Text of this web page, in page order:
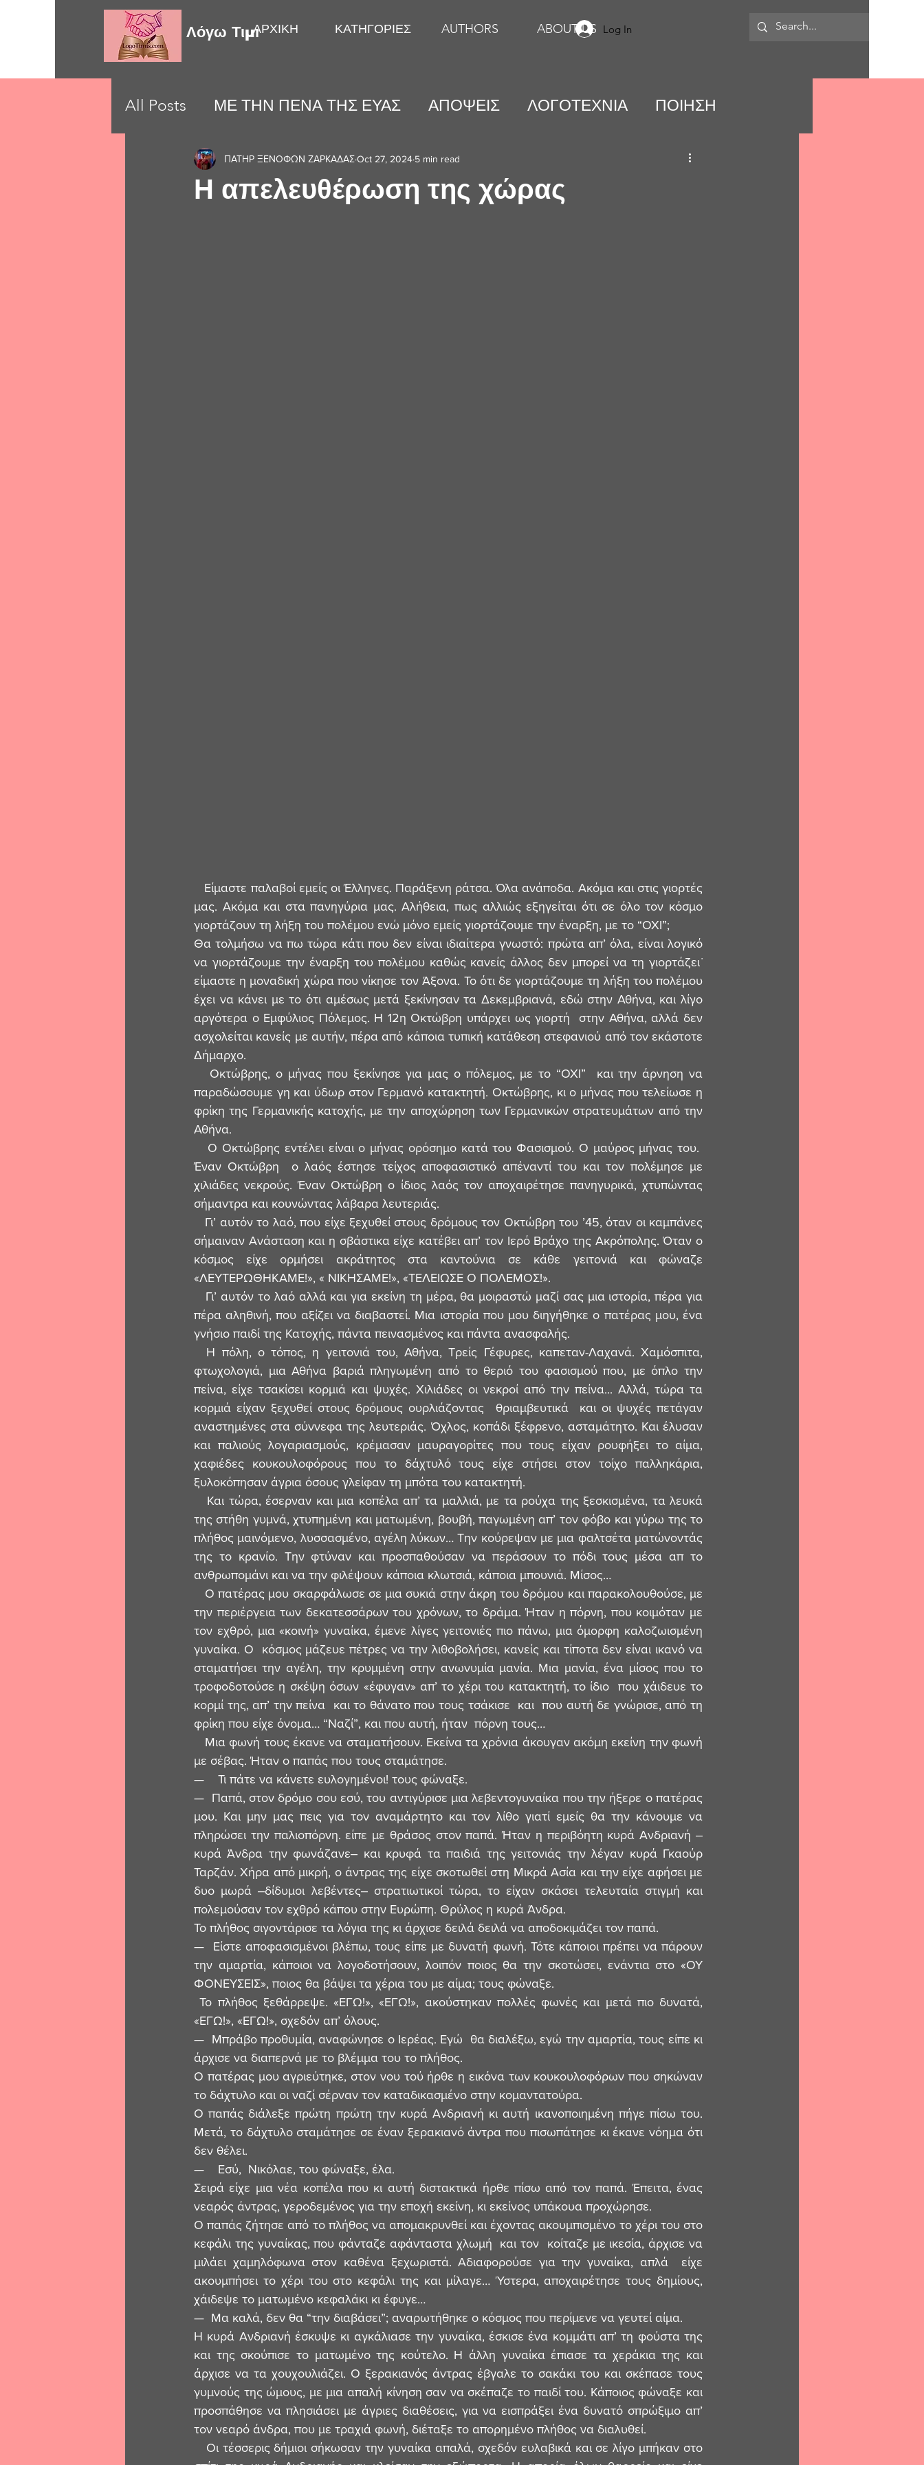
Λόγω ΤιμήςΑΡΧΙΚΗ ΚΑΤΗΓΟΡΙΕΣ AUTHORS ABOUT US Log In
All Posts ΜΕ ΤΗΝ ΠΕΝΑ ΤΗΣ ΕΥΑΣ ΑΠΟΨΕΙΣ ΛΟΓΟΤΕΧΝΙΑ ΠΟΙΗΣΗ
LOVE MOMENTS ΕΙΚΑΣΤΙΚΕΣ ΤΕΧΝΕΣ
Η απελευθέρωση της χώρας
ΠΑΤΗΡ ΞΕΝΟΦΩΝ ΖΑΡΚΑΔΑΣOct 27, 2024 5 min read
μας. Ακόμα και στα πανηγύρια μας. Αλήθεια, πως αλλιώς εξηγείται ότι σε όλο τον κόσμο
γιορτάζουν τη λήξη του πολέμου ενώ μόνο εμείς γιορτάζουμε την έναρξη, με το “ΟΧΙ”;
Θα τολμήσω να πω τώρα κάτι που δεν είναι ιδιαίτερα γνωστό: πρώτα απ’ όλα, είναι λογικό
να γιορτάζουμε την έναρξη του πολέμου καθώς κανείς άλλος δεν μπορεί να τη γιορτάζει˙
είμαστε η μοναδική χώρα που νίκησε τον Άξονα. Το ότι δε γιορτάζουμε τη λήξη του πολέμου
έχει να κάνει με το ότι αμέσως μετά ξεκίνησαν τα Δεκεμβριανά, εδώ στην Αθήνα, και λίγο
αργότερα ο Εμφύλιος Πόλεμος. Η 12η Οκτώβρη υπάρχει ως γιορτή  στην Αθήνα, αλλά δεν
ασχολείται κανείς με αυτήν, πέρα από κάποια τυπική κατάθεση στεφανιού από τον εκάστοτε
Δήμαρχο.
παραδώσουμε γη και ύδωρ στον Γερμανό κατακτητή. Οκτώβρης, κι ο μήνας που τελείωσε η
φρίκη της Γερμανικής κατοχής, με την αποχώρηση των Γερμανικών στρατευμάτων από την
Αθήνα.
Έναν Οκτώβρη  ο λαός έστησε τείχος αποφασιστικό απέναντί του και τον πολέμησε με
χιλιάδες νεκρούς. Έναν Οκτώβρη ο ίδιος λαός τον αποχαιρέτησε πανηγυρικά, χτυπώντας
σήμαντρα και κουνώντας λάβαρα λευτεριάς.
σήμαιναν Ανάσταση και η σβάστικα είχε κατέβει απ’ τον Ιερό Βράχο της Ακρόπολης. Όταν ο
κόσμος είχε ορμήσει ακράτητος στα καντούνια σε κάθε γειτονιά και φώναζε
«ΛΕΥΤΕΡΩΘΗΚΑΜΕ!», « ΝΙΚΗΣΑΜΕ!», «ΤΕΛΕΙΩΣΕ Ο ΠΟΛΕΜΟΣ!».
πέρα αληθινή, που αξίζει να διαβαστεί. Μια ιστορία που μου διηγήθηκε ο πατέρας μου, ένα
γνήσιο παιδί της Κατοχής, πάντα πεινασμένος και πάντα ανασφαλής.
φτωχολογιά, μια Αθήνα βαριά πληγωμένη από το θεριό του φασισμού που, με όπλο την
πείνα, είχε τσακίσει κορμιά και ψυχές. Χιλιάδες οι νεκροί από την πείνα... Αλλά, τώρα τα
κορμιά είχαν ξεχυθεί στους δρόμους ουρλιάζοντας  θριαμβευτικά  και οι ψυχές πετάγαν
αναστημένες στα σύννεφα της λευτεριάς. Όχλος, κοπάδι ξέφρενο, ασταμάτητο. Και έλυσαν
και παλιούς λογαριασμούς, κρέμασαν μαυραγορίτες που τους είχαν ρουφήξει το αίμα,
χαφιέδες κουκουλοφόρους που το δάχτυλό τους είχε στήσει στον τοίχο παλληκάρια,
ξυλοκόπησαν άγρια όσους γλείφαν τη μπότα του κατακτητή.
της στήθη γυμνά, χτυπημένη και ματωμένη, βουβή, παγωμένη απ’ τον φόβο και γύρω της το
πλήθος μαινόμενο, λυσσασμένο, αγέλη λύκων… Την κούρεψαν με μια φαλτσέτα ματώνοντάς
της το κρανίο. Την φτύναν και προσπαθούσαν να περάσουν το πόδι τους μέσα απ το
ανθρωπομάνι και να την φιλέψουν κάποια κλωτσιά, κάποια μπουνιά. Μίσος…
την περιέργεια των δεκατεσσάρων του χρόνων, το δράμα. Ήταν η πόρνη, που κοιμόταν με
τον εχθρό, μια «κοινή» γυναίκα, έμενε λίγες γειτονιές πιο πάνω, μια όμορφη καλοζωισμένη
γυναίκα. Ο  κόσμος μάζευε πέτρες να την λιθοβολήσει, κανείς και τίποτα δεν είναι ικανό να
σταματήσει την αγέλη, την κρυμμένη στην ανωνυμία μανία. Μια μανία, ένα μίσος που το
τροφοδοτούσε η σκέψη όσων «έφυγαν» απ’ το χέρι του κατακτητή, το ίδιο  που χάιδευε το
κορμί της, απ’ την πείνα  και το θάνατο που τους τσάκισε  και  που αυτή δε γνώρισε, από τη
φρίκη που είχε όνομα… “Ναζί”, και που αυτή, ήταν  πόρνη τους…
με σέβας. Ήταν ο παπάς που τους σταμάτησε.
—    Τι πάτε να κάνετε ευλογημένοι! τους φώναξε.
—  Παπά, στον δρόμο σου εσύ, του αντιγύρισε μια λεβεντογυναίκα που την ήξερε ο πατέρας
μου. Και μην μας πεις για τον αναμάρτητο και τον λίθο γιατί εμείς θα την κάνουμε να
πληρώσει την παλιοπόρνη. είπε με θράσος στον παπά. Ήταν η περιβόητη κυρά Ανδριανή ‒
κυρά Άνδρα την φωνάζανε‒ και κρυφά τα παιδιά της γειτονιάς την λέγαν κυρά Γκαούρ
Ταρζάν. Χήρα από μικρή, ο άντρας της είχε σκοτωθεί στη Μικρά Ασία και την είχε αφήσει με
δυο μωρά ‒δίδυμοι λεβέντες‒ στρατιωτικοί τώρα, το είχαν σκάσει τελευταία στιγμή και
πολεμούσαν τον εχθρό κάπου στην Ευρώπη. Θρύλος η κυρά Άνδρα.
Το πλήθος σιγοντάρισε τα λόγια της κι άρχισε δειλά δειλά να αποδοκιμάζει τον παπά.
—  Είστε αποφασισμένοι βλέπω, τους είπε με δυνατή φωνή. Τότε κάποιοι πρέπει να πάρουν
την αμαρτία, κάποιοι να λογοδοτήσουν, λοιπόν ποιος θα την σκοτώσει, ενάντια στο «ΟΥ
ΦΟΝΕΥΣΕΙΣ», ποιος θα βάψει τα χέρια του με αίμα; τους φώναξε.
Το πλήθος ξεθάρρεψε. «ΕΓΩ!», «ΕΓΩ!», ακούστηκαν πολλές φωνές και μετά πιο δυνατά,
«ΕΓΩ!», «ΕΓΩ!», σχεδόν απ’ όλους.
—  Μπράβο προθυμία, αναφώνησε ο Ιερέας. Εγώ  θα διαλέξω, εγώ την αμαρτία, τους είπε κι
άρχισε να διαπερνά με το βλέμμα του το πλήθος.
Ο πατέρας μου αγριεύτηκε, στον νου τού ήρθε η εικόνα των κουκουλοφόρων που σηκώναν
το δάχτυλο και οι ναζί σέρναν τον καταδικασμένο στην κομαντατούρα.
Ο παπάς διάλεξε πρώτη πρώτη την κυρά Ανδριανή κι αυτή ικανοποιημένη πήγε πίσω του.
Μετά, το δάχτυλο σταμάτησε σε έναν ξερακιανό άντρα που πισωπάτησε κι έκανε νόημα ότι
δεν θέλει.
—    Εσύ,  Νικόλαε, του φώναξε, έλα.
Σειρά είχε μια νέα κοπέλα που κι αυτή διστακτικά ήρθε πίσω από τον παπά. Έπειτα, ένας
νεαρός άντρας, γεροδεμένος για την εποχή εκείνη, κι εκείνος υπάκουα προχώρησε.
Ο παπάς ζήτησε από το πλήθος να απομακρυνθεί και έχοντας ακουμπισμένο το χέρι του στο
κεφάλι της γυναίκας, που φάνταζε αφάνταστα χλωμή  και τον  κοίταζε με ικεσία, άρχισε να
μιλάει χαμηλόφωνα στον καθένα ξεχωριστά. Αδιαφορούσε για την γυναίκα, απλά  είχε
ακουμπήσει το χέρι του στο κεφάλι της και μίλαγε… Ύστερα, αποχαιρέτησε τους δημίους,
χάιδεψε το ματωμένο κεφαλάκι κι έφυγε…
—  Μα καλά, δεν θα “την διαβάσει”; αναρωτήθηκε ο κόσμος που περίμενε να γευτεί αίμα.
Η κυρά Ανδριανή έσκυψε κι αγκάλιασε την γυναίκα, έσκισε ένα κομμάτι απ’ τη φούστα της
και της σκούπισε το ματωμένο της κούτελο. Η άλλη γυναίκα έπιασε τα χεράκια της και
άρχισε να τα χουχουλιάζει. Ο ξερακιανός άντρας έβγαλε το σακάκι του και σκέπασε τους
γυμνούς της ώμους, με μια απαλή κίνηση σαν να σκέπαζε το παιδί του. Κάποιος φώναξε και
προσπάθησε να πλησιάσει με άγριες διαθέσεις, για να εισπράξει ένα δυνατό σπρώξιμο απ’
τον νεαρό άνδρα, που με τραχιά φωνή, διέταξε το απορημένο πλήθος να διαλυθεί.